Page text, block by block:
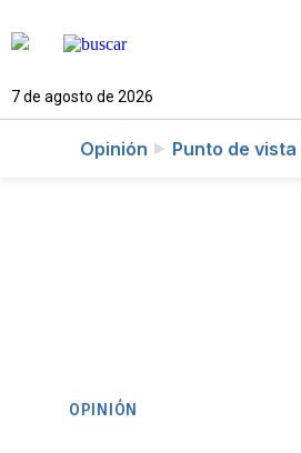
7 de agosto de 2026
Opinión Punto de vista
OPINIÓN